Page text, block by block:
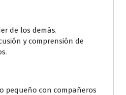
de los demás.
y comprensión de
pequeño con compañeros